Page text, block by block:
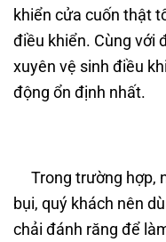
khiển cửa cuốn thật
điều khiển. Cùng với
xuyên vệ sinh điều
động ổn định nhất.
Trong trường hợp,
bụi, quý khách nên
chải đánh răng để